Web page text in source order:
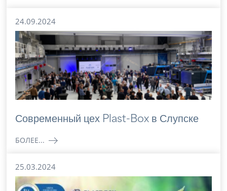
24.09.2024
Современный цех Plast-Box в Слупске
БОЛЕЕ...
25.03.2024